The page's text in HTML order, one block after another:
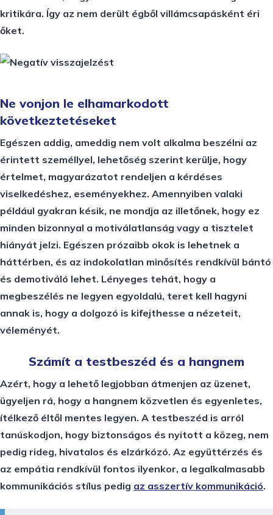
kritikára. Így az nem derült égből villámcsapásként éri
őket.
Ne vonjon le elhamarkodott
következtetéseket
Egészen addig, ameddig nem volt alkalma beszélni az
érintett személlyel, lehetőség szerint kerülje, hogy
értelmet, magyarázatot rendeljen a kérdéses
viselkedéshez, eseményekhez. Amennyiben valaki
például gyakran késik, ne mondja az illetőnek, hogy ez
minden bizonnyal a motiválatlanság vagy a tisztelet
hiányát jelzi. Egészen prózaibb okok is lehetnek a
háttérben, és az indokolatlan minősítés rendkívül bántó
és demotiváló lehet. Lényeges tehát, hogy a
megbeszélés ne legyen egyoldalú, teret kell hagyni
annak is, hogy a dolgozó is kifejthesse a nézeteit,
véleményét.
Számít a testbeszéd és a hangnem
Azért, hogy a lehető legjobban átmenjen az üzenet,
ügyeljen rá, hogy a hangnem közvetlen és egyenletes,
ítélkező éltől mentes legyen. A testbeszéd is arról
tanúskodjon, hogy biztonságos és nyitott a közeg, nem
pedig rideg, hivatalos és elzárkózó. Az együttérzés és
az empátia rendkívül fontos ilyenkor, a legalkalmasabb
kommunikációs stílus pedig az asszertív kommunikáció.